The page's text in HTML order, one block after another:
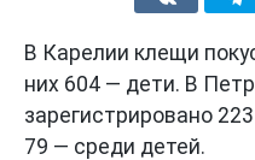
В Карелии клещи
них 604 — дети. В
зарегистрировано
79 — среди детей.